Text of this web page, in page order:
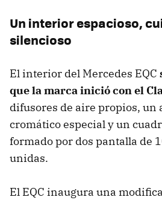
Un interior espacioso,
silencioso
El interior del Mercedes EQC
que la marca inició con el
difusores de aire propios, un
cromático especial y un
formado por dos pantalla de
unidas.
El EQC inaugura una